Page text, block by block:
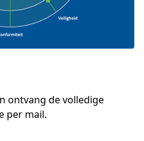
ontvang de volledige
per mail.